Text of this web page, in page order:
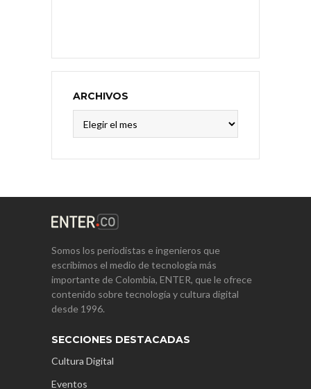
ARCHIVOS
Somos los periodistas e ingenieros que
escribimos el medio de tecnología más
importante de Colombia, ENTER, que le ofrece
contenido sobre tecnología y cultura digital
desde 1996.
SECCIONES DESTACADAS
Cultura Digital
Eventos